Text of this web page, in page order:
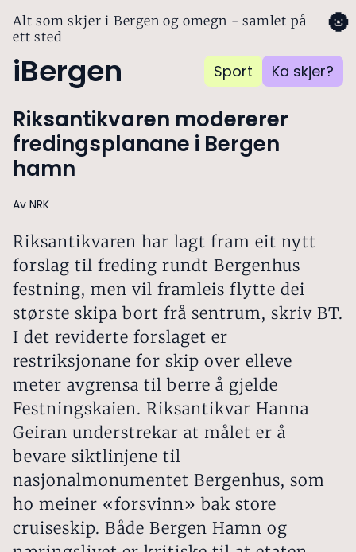
Alt som skjer i Bergen og omegn - samlet på
ett sted
iBergen Sport Ka skjer?
🌚
Riksantikvaren modererer
fredingsplanane i Bergen
hamn
Av NRK
Riksantikvaren har lagt fram eit nytt
forslag til freding rundt Bergenhus
festning, men vil framleis flytte dei
største skipa bort frå sentrum, skriv BT.
I det reviderte forslaget er
restriksjonane for skip over elleve
meter avgrensa til berre å gjelde
Festningskaien. Riksantikvar Hanna
Geiran understrekar at målet er å
bevare siktlinjene til
nasjonalmonumentet Bergenhus, som
ho meiner «forsvinn» bak store
cruiseskip. Både Bergen Hamn og